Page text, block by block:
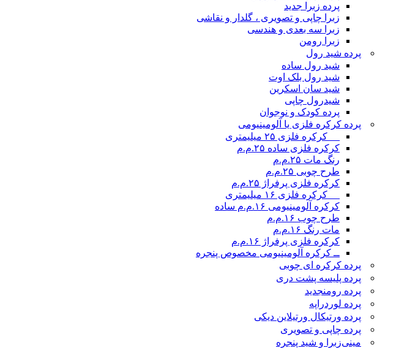
پرده زبرا جدید
زبرا چاپی و تصویری ، گلدار و نقاشی
زبرا سه بعدی و هندسی
زبرا رومن
پرده شید رول
شید رول ساده
شید رول بلک اوت
شید سان اسکرین
شیدرول چاپی
پرده کودک و نوجوان
پرده کرکره فلزی یا آلومینیومی
__ کرکره فلزی ۲۵ میلیمتری
کرکره فلزی ساده ۲۵.م.م
رنگ مات ۲۵.م.م
طرح چوبی ۲۵.م.م
کرکره فلزی پرفراژ ۲۵.م.م
__ کرکره فلزی ۱۶ میلیمتری
کرکره آلومینیومی ۱۶.م.م ساده
طرح چوب ۱۶.م.م
مات رنگ ۱۶.م.م
کرکره فلزی پرفراژ ۱۶.م.م
ــ کرکره آلومینیومی مخصوص پنجره
پرده کرکره ای چوبی
پرده پلیسه پشت دری
پرده رومنجدید
پرده لوردراپه
پرده ورتیکال ورتیلاین دیکی
پرده چاپی و تصویری
مینی‌زبرا و شید پنجره